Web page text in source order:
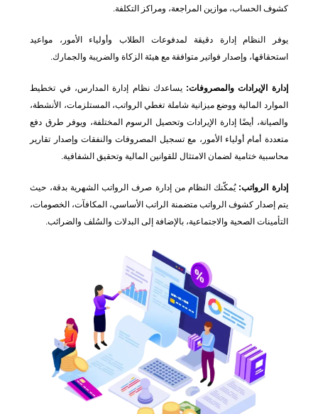
كشوف الحساب، موازين المراجعة، ومراكز التكلفة.
يوفر النظام إدارة دقيقة لمدفوعات الطلاب وأولياء الأمور، مواعيد
استحقاقها، وإصدار فواتير متوافقة مع هيئة الزكاة والضريبة والجمارك.
إدارة الإيرادات والمصروفات: يساعدك نظام إدارة المدارس، في تخطيط
الموارد المالية ووضع ميزانية شاملة تغطي الرواتب، المستلزمات، الأنشطة،
والصيانة، أيضًا إدارة الإيرادات وتحصيل الرسوم المختلفة، ويوفر طرق دفع
متعددة أمام أولياء الأمور، مع تسجيل المصروفات والنفقات وإصدار تقارير
محاسبية ختامية لضمان الامتثال للقوانين المالية وتحقيق الشفافية.
إدارة الرواتب: يُمكّنك النظام من إدارة صرف الرواتب الشهرية بدقة، حيث
يتم إصدار كشوف الرواتب متضمنة الراتب الأساسي، المكافآت، الخصومات،
التأمينات الصحية والاجتماعية، بالإضافة إلى البدلات والسُلف والضرائب.